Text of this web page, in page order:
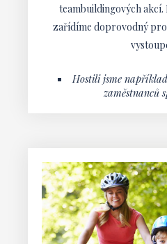
teambuildingových
zařídíme doprovodný
Hostili jsme
zaměstnanců